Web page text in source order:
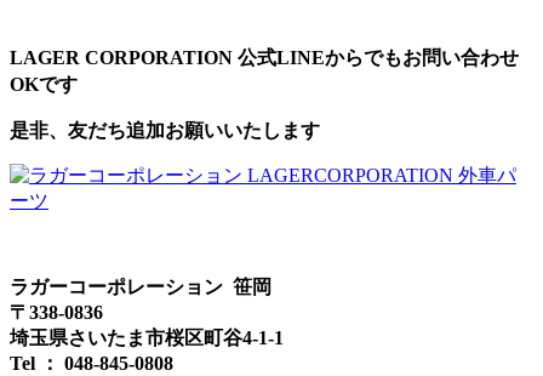
LAGER CORPORATION 公式LINEからでもお問い合わせ
OKです
是非、友だち追加お願いいたします
ラガーコーポレーション 笹岡
〒338-0836
埼玉県さいたま市桜区町谷4-1-1
Tel ： 048-845-0808